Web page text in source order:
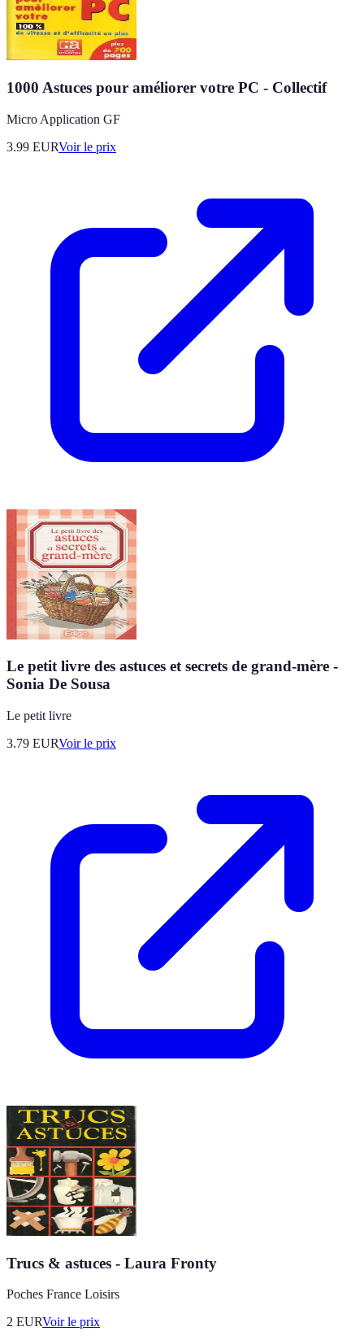
1000 Astuces pour améliorer votre PC - Collectif
Micro Application GF
3.99 EURVoir le prix
Le petit livre des astuces et secrets de grand-mère -
Sonia De Sousa
Le petit livre
3.79 EURVoir le prix
Trucs & astuces - Laura Fronty
Poches France Loisirs
2 EURVoir le prix